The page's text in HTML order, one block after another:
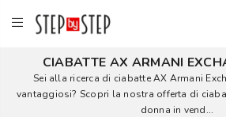
CIABATTE AX ARMANI
Sei alla ricerca di ciabatte AX Armani
vantaggiosi? Scopri la nostra offerta di
donna in vend...